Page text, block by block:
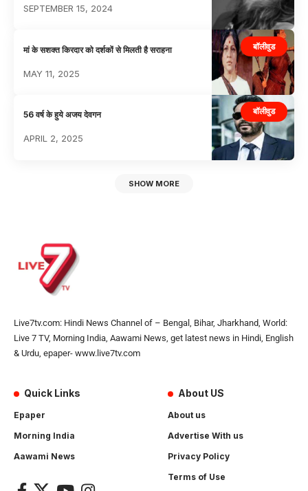
SEPTEMBER 15, 2024
बॉलीवुड
मां के सशक्त किरदार को दर्शकों से मिलती है सराहना
MAY 11, 2025
बॉलीवुड
56 वर्ष के हुये अजय देवगन
APRIL 2, 2025
SHOW MORE
Live7tv.com: Hindi News Channel of – Bengal, Bihar, Jharkhand, World:
Live 7 TV, Morning India, Aawami News, get latest news in Hindi, English
& Urdu, epaper- www.live7tv.com
Quick Links
Epaper
Morning India
Aawami News
About US
About us
Advertise With us
Privacy Policy
Terms of Use